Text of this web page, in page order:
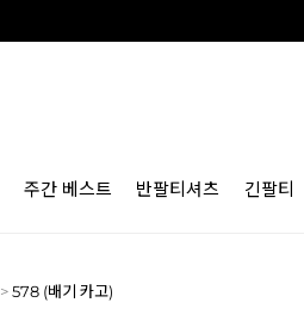
주간 베스트 반팔티셔츠 긴팔티
>578 (배기 카고)